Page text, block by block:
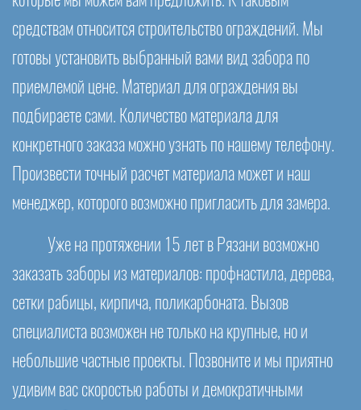
средствам относится строительство ограждений. Мы
готовы установить выбранный вами вид забора по
приемлемой цене. Материал для ограждения вы
подбираете сами. Количество материала для
конкретного заказа можно узнать по нашему телефону.
Произвести точный расчет материала может и наш
менеджер, которого возможно пригласить для замера.
Уже на протяжении 15 лет в Рязани возможно
заказать заборы из материалов: профнастила, дерева,
сетки рабицы, кирпича, поликарбоната. Вызов
специалиста возможен не только на крупные, но и
небольшие частные проекты. Позвоните и мы приятно
удивим вас скоростью работы и демократичными